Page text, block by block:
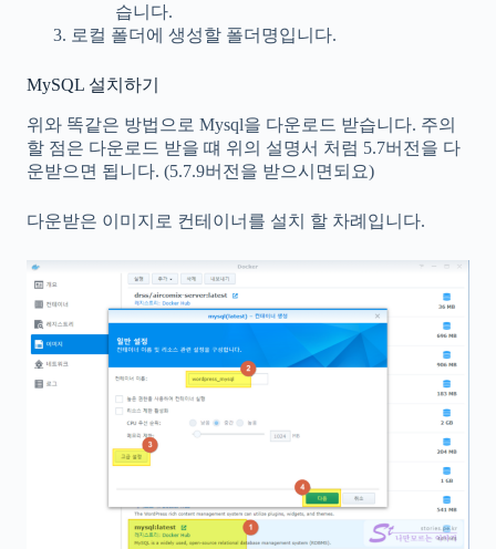
습니다.
로컬 폴더에 생성할 폴더명입니다.
MySQL 설치하기
위와 똑같은 방법으로 Mysql을 다운로드 받습니다. 주의
할 점은 다운로드 받을 떄 위의 설명서 처럼 5.7버전을 다
운받으면 됩니다. (5.7.9버전을 받으시면되요)
다운받은 이미지로 컨테이너를 설치 할 차례입니다.